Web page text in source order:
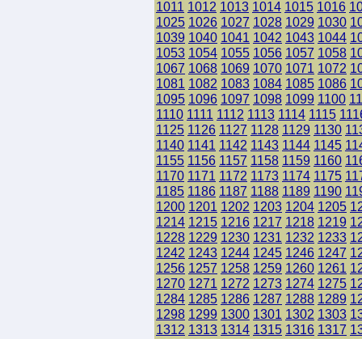
1011 1012 1013 1014 1015 1016
1025 1026 1027 1028 1029 1030
1039 1040 1041 1042 1043 1044
1053 1054 1055 1056 1057 1058
1067 1068 1069 1070 1071 1072
1081 1082 1083 1084 1085 1086
1095 1096 1097 1098 1099 1100
1110 1111 1112 1113 1114 1115
1125 1126 1127 1128 1129 1130
1140 1141 1142 1143 1144 1145
1155 1156 1157 1158 1159 1160
1170 1171 1172 1173 1174 1175
1185 1186 1187 1188 1189 1190
1200 1201 1202 1203 1204 1205
1214 1215 1216 1217 1218 1219
1228 1229 1230 1231 1232 1233
1242 1243 1244 1245 1246 1247
1256 1257 1258 1259 1260 1261
1270 1271 1272 1273 1274 1275
1284 1285 1286 1287 1288 1289
1298 1299 1300 1301 1302 1303
1312 1313 1314 1315 1316 1317